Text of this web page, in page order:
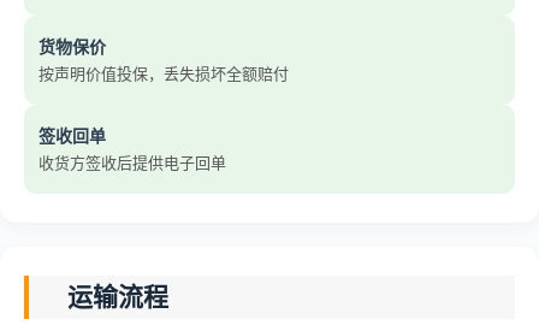
货物保价
按声明价值投保，丢失损坏全额赔付
签收回单
收货方签收后提供电子回单
运输流程